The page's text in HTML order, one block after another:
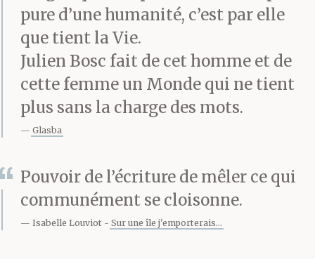
pure d’une humanité, c’est par elle
que tient la Vie.
Julien Bosc fait de cet homme et de
cette femme un Monde qui ne tient
plus sans la charge des mots.
Glasba
Pouvoir de l’écriture de mêler ce qui
communément se cloisonne.
Isabelle Louviot Sur une île j'emporterais...